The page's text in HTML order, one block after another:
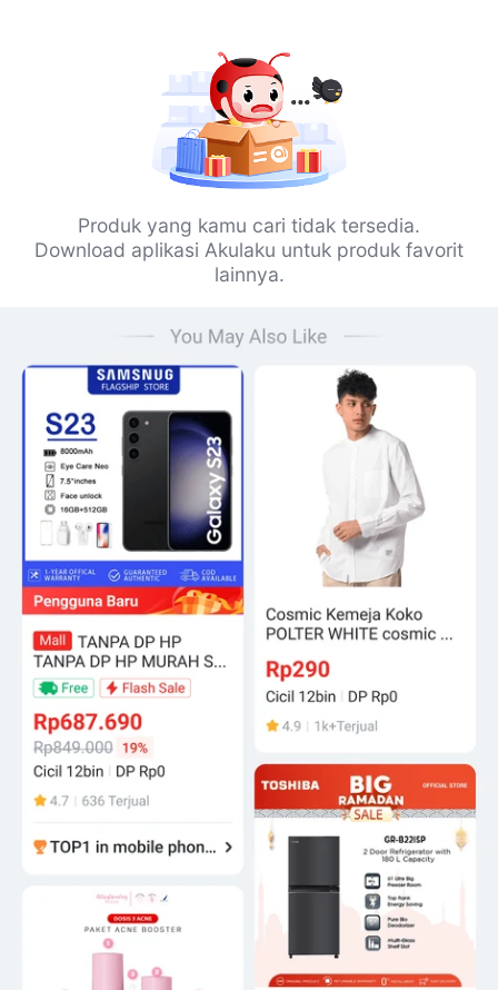
Produk yang kamu cari tidak tersedia.
Download aplikasi Akulaku untuk produk favorit
lainnya.